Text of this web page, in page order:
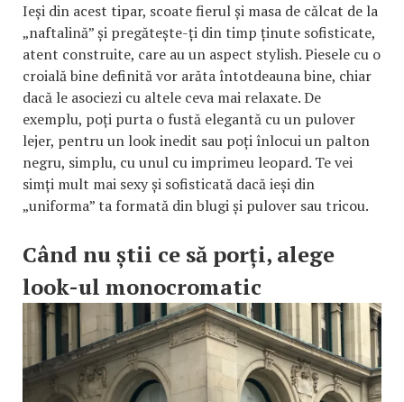
Ieși din acest tipar, scoate fierul și masa de călcat de la
„naftalină” și pregătește-ți din timp ținute sofisticate,
atent construite, care au un aspect stylish. Piesele cu o
croială bine definită vor arăta întotdeauna bine, chiar
dacă le asociezi cu altele ceva mai relaxate. De
exemplu, poți purta o fustă elegantă cu un pulover
lejer, pentru un look inedit sau poți înlocui un palton
negru, simplu, cu unul cu imprimeu leopard. Te vei
simți mult mai sexy și sofisticată dacă ieși din
„uniforma” ta formată din blugi și pulover sau tricou.
Când nu știi ce să porți, alege
look-ul monocromatic